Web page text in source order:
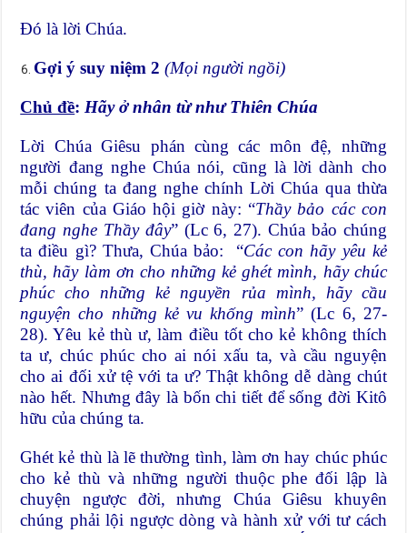
Đó là lời Chúa.
Gợi ý suy niệm 2(Mọi người ngồi)
Chủ đề: Hãy ở nhân từ như Thiên Chúa
Lời Chúa Giêsu phán cùng các môn đệ, những
người đang nghe Chúa nói, cũng là lời dành cho
mỗi chúng ta đang nghe chính Lời Chúa qua thừa
tác viên của Giáo hội giờ này: “Thầy bảo các con
đang nghe Thầy đây” (Lc 6, 27). Chúa bảo chúng
ta điều gì? Thưa, Chúa bảo: “Các con hãy yêu kẻ
thù, hãy làm ơn cho những kẻ ghét mình, hãy chúc
phúc cho những kẻ nguyền rủa mình, hãy cầu
nguyện cho những kẻ vu khống mình” (Lc 6, 27-
28). Yêu kẻ thù ư, làm điều tốt cho kẻ không thích
ta ư, chúc phúc cho ai nói xấu ta, và cầu nguyện
cho ai đối xử tệ với ta ư? Thật không dễ dàng chút
nào hết. Nhưng đây là bốn chi tiết để sống đời Kitô
hữu của chúng ta.
Ghét kẻ thù là lẽ thường tình, làm ơn hay chúc phúc
cho kẻ thù và những người thuộc phe đối lập là
chuyện ngược đời, nhưng Chúa Giêsu khuyên
chúng phải lội ngược dòng và hành xử với tư cách